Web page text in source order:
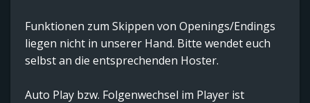
Funktionen zum Skippen von Openings/Endings
liegen nicht in unserer Hand. Bitte wendet euch
selbst an die entsprechenden Hoster.
Auto Play bzw. Folgenwechsel im Player ist